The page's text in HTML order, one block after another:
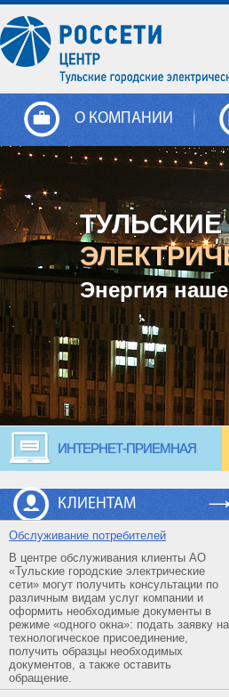
О КОМПАНИИ
Энергия
ИНТЕРНЕТ-ПРИЕМНАЯ
КЛИЕНТАМ
Обслуживание потребителей
В центре обслуживания клиенты АО
«Тульские городские электрические
сети» могут получить консультации по
различным видам услуг компании и
оформить необходимые документы в
режиме «одного окна»: подать заявку на
технологическое присоединение,
получить образцы необходимых
документов, а также оставить
обращение.